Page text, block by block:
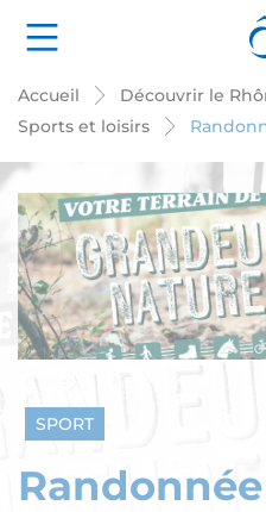
Accueil
Découvrir le
Sports et loisirs
SPORT
Randonnée